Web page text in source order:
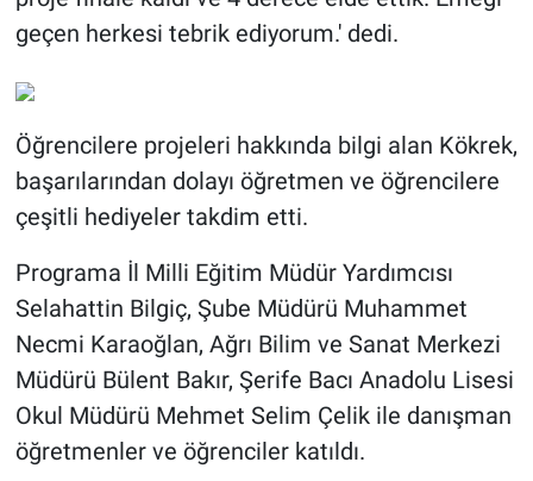
geçen herkesi tebrik ediyorum.' dedi.
Öğrencilere projeleri hakkında bilgi alan Kökrek,
başarılarından dolayı öğretmen ve öğrencilere
çeşitli hediyeler takdim etti.
Programa İl Milli Eğitim Müdür Yardımcısı
Selahattin Bilgiç, Şube Müdürü Muhammet
Necmi Karaoğlan, Ağrı Bilim ve Sanat Merkezi
Müdürü Bülent Bakır, Şerife Bacı Anadolu Lisesi
Okul Müdürü Mehmet Selim Çelik ile danışman
öğretmenler ve öğrenciler katıldı.